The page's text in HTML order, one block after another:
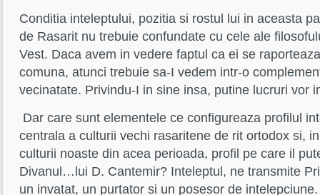
Conditia inteleptului, pozitia si rostul lui in aceasta
de Rasarit nu trebuie confundate cu cele ale
Vest. Daca avem in vedere faptul ca ei se
comuna, atunci trebuie sa-I vedem intr-o
vecinatate. Privindu-I in sine insa, putine lucruri vor
Dar care sunt elementele ce configureaza profilul
centrala a culturii vechi rasaritene de rit ortodox si,
culturii noaste din acea perioada, profil pe care il
Divanul…lui D. Cantemir? Inteleptul, ne transmite
un invatat, un purtator si un posesor de